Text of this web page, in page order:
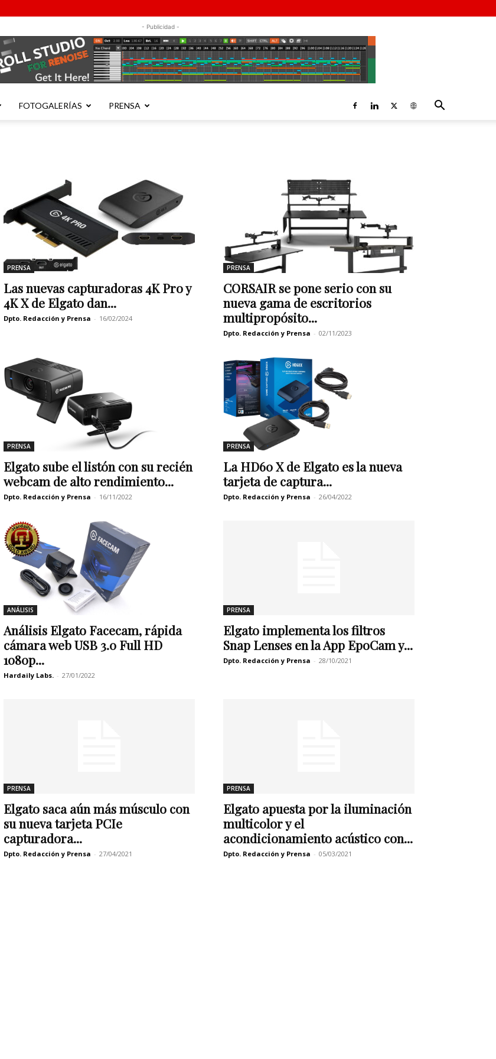
- Publicidad -
FOTOGALERÍAS PRENSA
PRENSA
Las nuevas capturadoras 4K Pro y
4K X de Elgato dan...
Dpto. Redacción y Prensa - 16/02/2024
PRENSA
CORSAIR se pone serio con su
nueva gama de escritorios
multipropósito...
Dpto. Redacción y Prensa - 02/11/2023
PRENSA
Elgato sube el listón con su recién
webcam de alto rendimiento...
Dpto. Redacción y Prensa - 16/11/2022
PRENSA
La HD60 X de Elgato es la nueva
tarjeta de captura...
Dpto. Redacción y Prensa - 26/04/2022
ANÁLISIS
Análisis Elgato Facecam, rápida
cámara web USB 3.0 Full HD
1080p...
Hardaily Labs. - 27/01/2022
PRENSA
Elgato implementa los filtros
Snap Lenses en la App EpoCam y...
Dpto. Redacción y Prensa - 28/10/2021
PRENSA
Elgato saca aún más músculo con
su nueva tarjeta PCIe
capturadora...
Dpto. Redacción y Prensa - 27/04/2021
PRENSA
Elgato apuesta por la iluminación
multicolor y el
acondicionamiento acústico con...
Dpto. Redacción y Prensa - 05/03/2021